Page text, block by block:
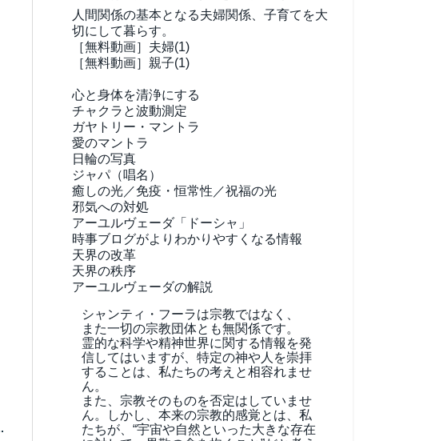
人間関係の基本となる夫婦関係、子育てを大
切にして暮らす。
［無料動画］夫婦(1)
［無料動画］親子(1)
心と身体を清浄にする
チャクラと波動測定
ガヤトリー・マントラ
愛のマントラ
日輪の写真
ジャパ（唱名）
癒しの光／免疫・恒常性／祝福の光
邪気への対処
アーユルヴェーダ「ドーシャ」
時事ブログがよりわかりやすくなる情報
天界の改革
天界の秩序
アーユルヴェーダの解説
シャンティ・フーラは宗教ではなく、
また一切の宗教団体とも無関係です。
霊的な科学や精神世界に関する情報を発
信してはいますが、特定の神や人を崇拝
することは、私たちの考えと相容れませ
ん。
また、宗教そのものを否定はしていませ
ん。しかし、本来の宗教的感覚とは、私
たちが、“宇宙や自然といった大きな存在